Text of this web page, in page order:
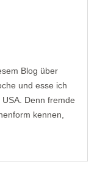
Blog über
und esse ich
Denn fremde
kennen,